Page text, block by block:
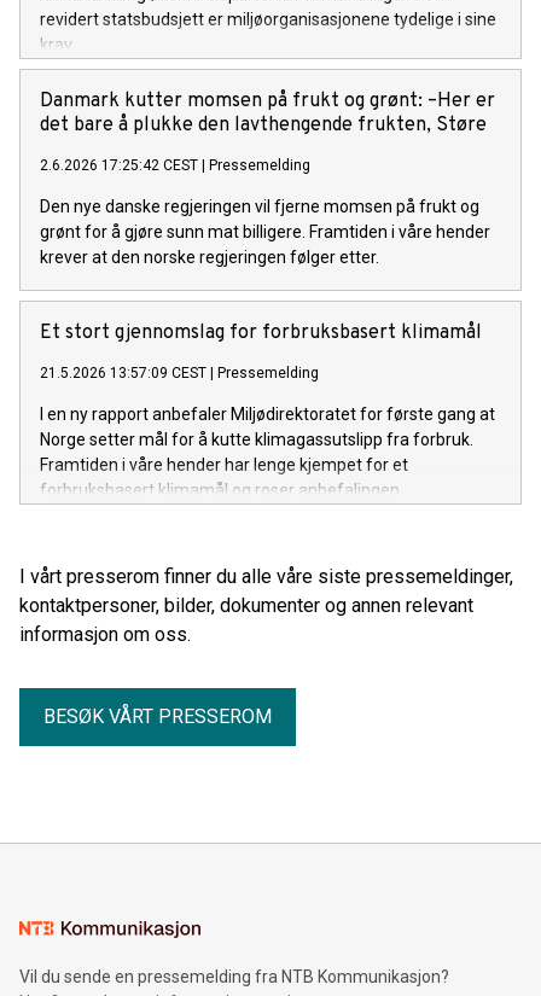
revidert statsbudsjett er miljøorganisasjonene tydelige i sine
krav.
Danmark kutter momsen på frukt og grønt: –Her er
det bare å plukke den lavthengende frukten, Støre
2.6.2026 17:25:42 CEST | Pressemelding
Den nye danske regjeringen vil fjerne momsen på frukt og
grønt for å gjøre sunn mat billigere. Framtiden i våre hender
krever at den norske regjeringen følger etter.
Et stort gjennomslag for forbruksbasert klimamål
21.5.2026 13:57:09 CEST | Pressemelding
I en ny rapport anbefaler Miljødirektoratet for første gang at
Norge setter mål for å kutte klimagassutslipp fra forbruk.
Framtiden i våre hender har lenge kjempet for et
forbruksbasert klimamål og roser anbefalingen.
I vårt presserom finner du alle våre siste pressemeldinger,
kontaktpersoner, bilder, dokumenter og annen relevant
informasjon om oss.
BESØK VÅRT PRESSEROM
Vil du sende en pressemelding fra NTB Kommunikasjon?